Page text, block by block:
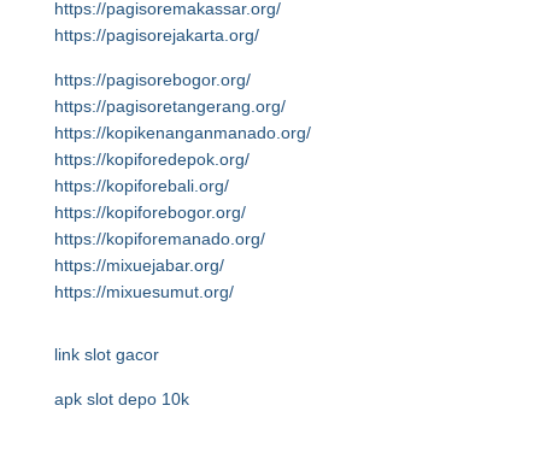
https://pagisoremakassar.org/
https://pagisorejakarta.org/
https://pagisorebogor.org/
https://pagisoretangerang.org/
https://kopikenanganmanado.org/
https://kopiforedepok.org/
https://kopiforebali.org/
https://kopiforebogor.org/
https://kopiforemanado.org/
https://mixuejabar.org/
https://mixuesumut.org/
link slot gacor
apk slot depo 10k